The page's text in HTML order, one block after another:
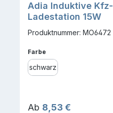
Adia Induktive Kfz-
Ladestation 15W
Produktnummer: MO6472
Farbe
schwarz
Regulärer Preis:
Ab 8,53 €